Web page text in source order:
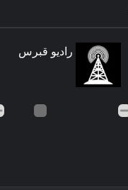
رادیو قبرس